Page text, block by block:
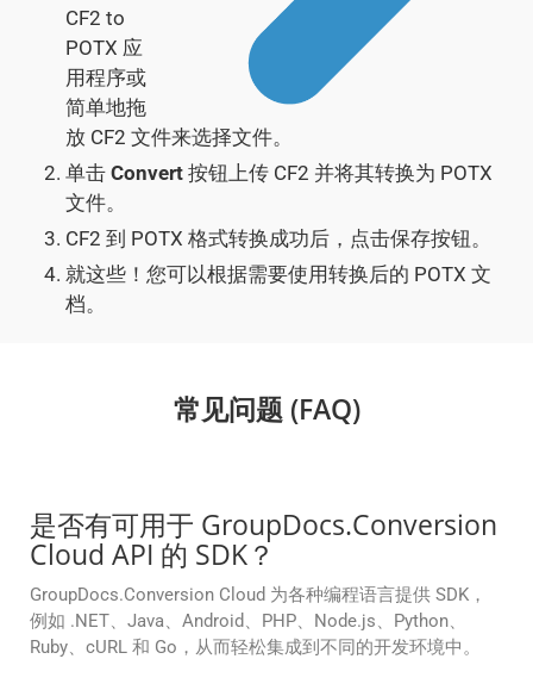
CF2 to
POTX 应
用程序或
简单地拖
放 CF2 文件来选择文件。
单击 Convert 按钮上传 CF2 并将其转换为 POTX
文件。
CF2 到 POTX 格式转换成功后，点击保存按钮。
就这些！您可以根据需要使用转换后的 POTX 文
档。
常见问题 (FAQ)
是否有可用于 GroupDocs.Conversion
Cloud API 的 SDK？
GroupDocs.Conversion Cloud 为各种编程语言提供 SDK，
例如 .NET、Java、Android、PHP、Node.js、Python、
Ruby、cURL 和 Go，从而轻松集成到不同的开发环境中。